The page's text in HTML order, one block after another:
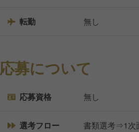
転勤 無し
応募について
応募資格 無し
選考フロー 書類選考⇒1次